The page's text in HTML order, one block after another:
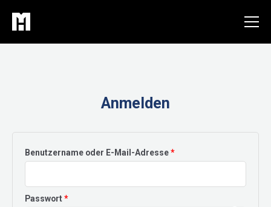
Inhalt
springen
Anmelden
Benutzername oder E-Mail-Adresse*Erforderlich
Passwort*Erforderlich